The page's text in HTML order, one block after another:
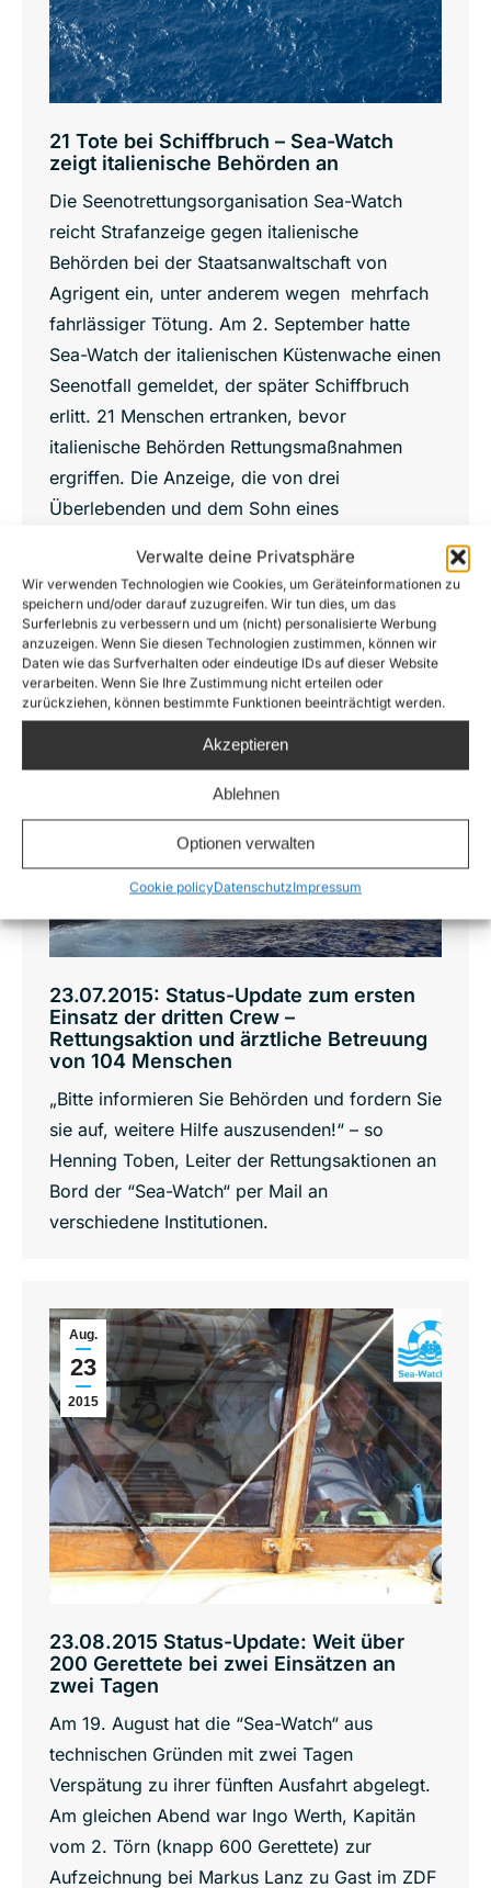
Verwalte deine Privatsphäre
Wir verwenden Technologien wie Cookies, um Geräteinformationen zu
speichern und/oder darauf zuzugreifen. Wir tun dies, um das
Surferlebnis zu verbessern und um (nicht) personalisierte Werbung
anzuzeigen. Wenn Sie diesen Technologien zustimmen, können wir
Daten wie das Surfverhalten oder eindeutige IDs auf dieser Website
verarbeiten. Wenn Sie Ihre Zustimmung nicht erteilen oder
zurückziehen, können bestimmte Funktionen beeinträchtigt werden.
Akzeptieren
Ablehnen
Optionen verwalten
Cookie policyDatenschutzImpressum
21 Tote bei Schiffbruch – Sea-Watch
zeigt italienische Behörden an
Die Seenotrettungsorganisation Sea-Watch
reicht Strafanzeige gegen italienische
Behörden bei der Staatsanwaltschaft von
Agrigent ein, unter anderem wegen mehrfach
fahrlässiger Tötung. Am 2. September hatte
Sea-Watch der italienischen Küstenwache einen
Seenotfall gemeldet, der später Schiffbruch
erlitt. 21 Menschen ertranken, bevor
italienische Behörden Rettungsmaßnahmen
ergriffen. Die Anzeige, die von drei
Überlebenden und dem Sohn eines
Juli
23
23.07.2015: Status-Update zum ersten
Einsatz der dritten Crew –
Rettungsaktion und ärztliche Betreuung
von 104 Menschen
„Bitte informieren Sie Behörden und fordern Sie
sie auf, weitere Hilfe auszusenden!“ – so
Henning Toben, Leiter der Rettungsaktionen an
Bord der “Sea-Watch“ per Mail an
verschiedene Institutionen.
Aug.
23
2015
23.08.2015 Status-Update: Weit über
200 Gerettete bei zwei Einsätzen an
zwei Tagen
Am 19. August hat die “Sea-Watch“ aus
technischen Gründen mit zwei Tagen
Verspätung zu ihrer fünften Ausfahrt abgelegt.
Am gleichen Abend war Ingo Werth, Kapitän
vom 2. Törn (knapp 600 Gerettete) zur
Aufzeichnung bei Markus Lanz zu Gast im ZDF